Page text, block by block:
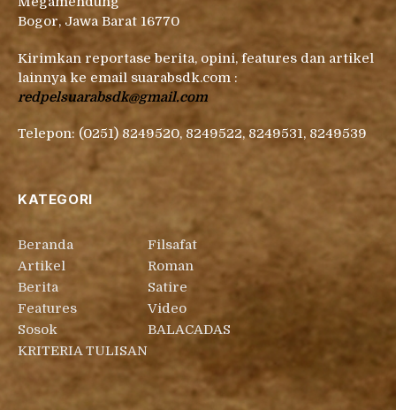
Bogor, Jawa Barat 16770
Kirimkan reportase berita, opini, features dan artikel
lainnya ke email suarabsdk.com :
redpelsuarabsdk@gmail.com
Telepon: (0251) 8249520, 8249522, 8249531, 8249539
KATEGORI
Beranda
Artikel
Berita
Features
Sosok
KRITERIA TULISAN
Filsafat
Roman
Satire
Video
BALACADAS